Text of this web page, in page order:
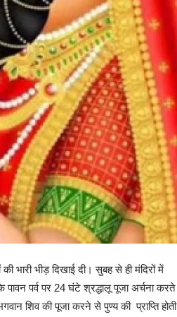
भारी भीड़ दिखाई दी। सुबह से ही मंदिरों में
पर्व पर 24 घंटे श्रद्धालू पूजा अर्चना करते
शिव की पूजा करने से पुण्य की प्राप्ति होती